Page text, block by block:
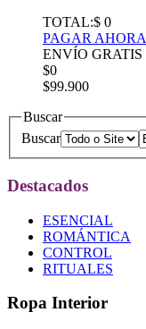
TOTAL:$ 0
PAGAR AHORA
ENVÍO GRATIS
$0
$99.900
Buscar
Buscar
Destacados
ESENCIAL
ROMÁNTICA
CONTROL
RITUALES
Ropa Interior